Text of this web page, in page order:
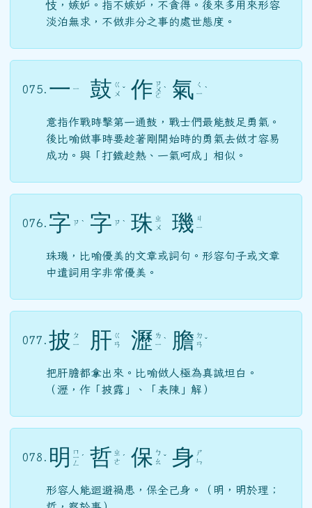
忮，嫉妒。指不嫉妒，不貪得。後來多用來形容
淡泊無求，不做非分之事的處世態度。
075. 一 ㄧ 鼓 ㄍ
ㄨ ˇ 作 ㄗ
ㄨ
ㄛ
ˋ 氣 ㄑ
ㄧ ˋ
意指作戰時擊第一通鼓，戰士們最能鼓足勇氣。
後比喻做事時要趁著剛開始時的勇氣去做才容易
成功。與「打鐵趁熱、一氣呵成」相似。
076. 字 ㄗ ˋ 字 ㄗ ˋ 珠 ㄓ
ㄨ
璣 ㄐ
ㄧ
珠璣，比喻優美的文章或詞句。形容句子或文章
中遣詞用字非常優美。
077. 披 ㄆ
ㄧ
肝 ㄍ
ㄢ
瀝 ㄌ
ㄧ ˋ 膽 ㄉ
ㄢ ˇ
把肝膽都拿出來。比喻做人極為真誠坦白。
（瀝，作「披露」、「表陳」解）
078. 明 ㄇ
ㄧ
ㄥ
ˊ 哲 ㄓ
ㄜ ˊ 保 ㄅ
ㄠ ˇ 身 ㄕ
ㄣ
形容人能迴避禍患，保全己身。（明，明於理；